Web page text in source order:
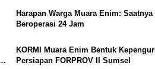
Harapan Warga Muara Enim:
Beroperasi 24 Jam
KORMI Muara Enim Bentuk
Persiapan FORPROV II Sumsel